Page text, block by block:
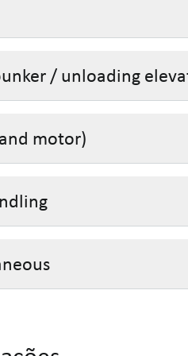
/ unloading
motor)